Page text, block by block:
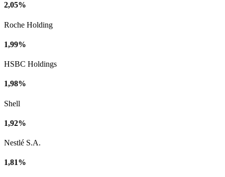
2,05%
Roche Holding
1,99%
HSBC Holdings
1,98%
Shell
1,92%
Nestlé S.A.
1,81%